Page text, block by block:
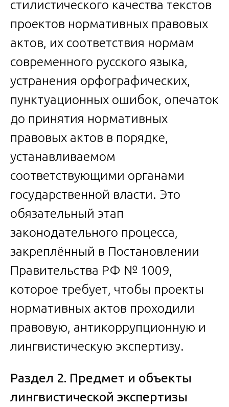
стилистического качества текстов
проектов нормативных правовых
актов, их соответствия нормам
современного русского языка,
устранения орфографических,
пунктуационных ошибок, опечаток
до принятия нормативных
правовых актов в порядке,
устанавливаемом
соответствующими органами
государственной власти. Это
обязательный этап
законодательного процесса,
закреплённый в Постановлении
Правительства РФ № 1009,
которое требует, чтобы проекты
нормативных актов проходили
правовую, антикоррупционную и
лингвистическую экспертизу.
Раздел 2. Предмет и объекты
лингвистической экспертизы